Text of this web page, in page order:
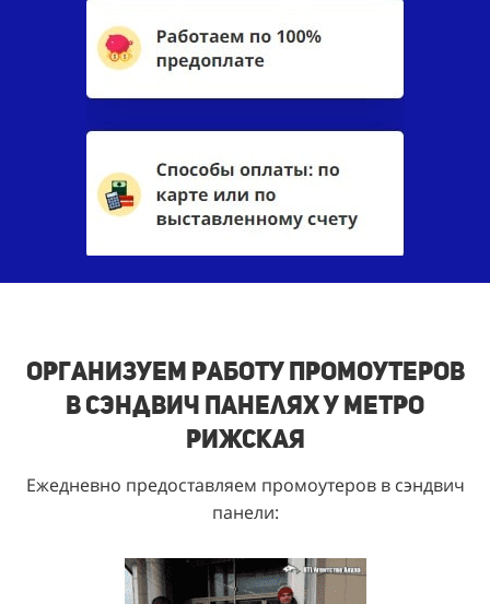
Организуем работу промоутеров
в сэндвич панелях у метро
Рижская
Ежедневно предоставляем промоутеров в сэндвич
панели: